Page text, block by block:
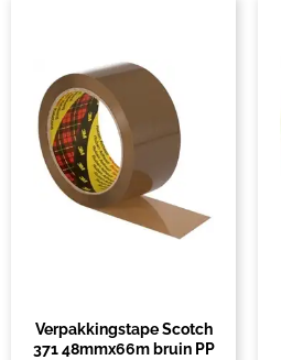
Verpakkingstape Scotch
371 48mmx66m bruin PP